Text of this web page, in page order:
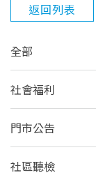
返回列表
全部
社會福利
門市公告
社區聽檢